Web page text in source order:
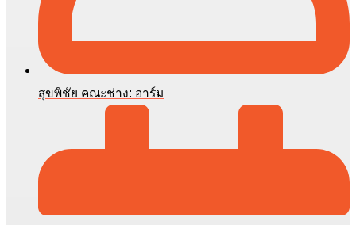
สุขพิชัย คณะช่าง: อาร์ม